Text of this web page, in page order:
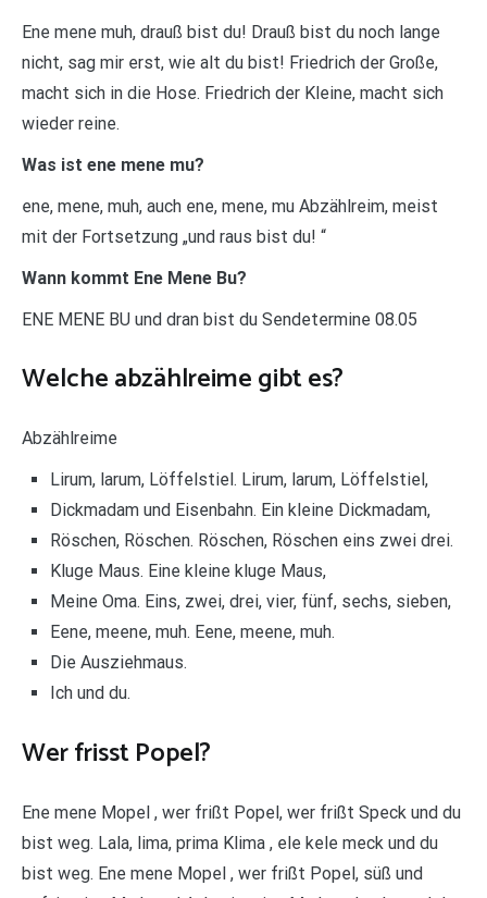
Ene mene muh, drauß bist du! Drauß bist du noch lange
nicht, sag mir erst, wie alt du bist! Friedrich der Große,
macht sich in die Hose. Friedrich der Kleine, macht sich
wieder reine.
Was ist ene mene mu?
ene, mene, muh, auch ene, mene, mu Abzählreim, meist
mit der Fortsetzung „und raus bist du! “
Wann kommt Ene Mene Bu?
ENE MENE BU und dran bist du Sendetermine 08.05
Welche abzählreime gibt es?
Abzählreime
Lirum, larum, Löffelstiel. Lirum, larum, Löffelstiel,
Dickmadam und Eisenbahn. Ein kleine Dickmadam,
Röschen, Röschen. Röschen, Röschen eins zwei drei.
Kluge Maus. Eine kleine kluge Maus,
Meine Oma. Eins, zwei, drei, vier, fünf, sechs, sieben,
Eene, meene, muh. Eene, meene, muh.
Die Ausziehmaus.
Ich und du.
Wer frisst Popel?
Ene mene Mopel , wer frißt Popel, wer frißt Speck und du
bist weg. Lala, lima, prima Klima , ele kele meck und du
bist weg. Ene mene Mopel , wer frißt Popel, süß und